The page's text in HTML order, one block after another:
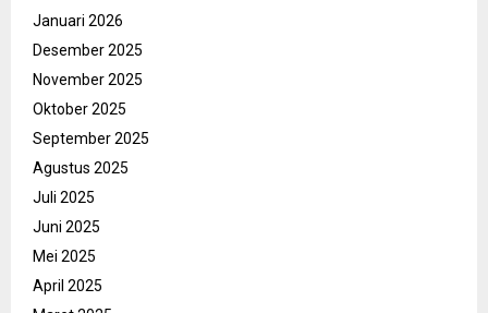
Januari 2026
Desember 2025
November 2025
Oktober 2025
September 2025
Agustus 2025
Juli 2025
Juni 2025
Mei 2025
April 2025